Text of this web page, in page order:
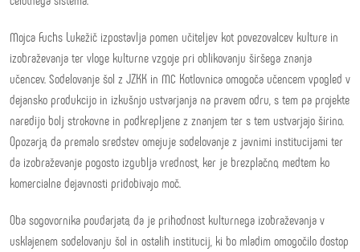
Mojca Fuchs Lukežič izpostavlja pomen učiteljev kot povezovalcev kulture in
izobraževanja ter vloge kulturne vzgoje pri oblikovanju širšega znanja
učencev. Sodelovanje šol z JZKK in MC Kotlovnica omogoča učencem vpogled v
dejansko produkcijo in izkušnjo ustvarjanja na pravem odru, s tem pa projekte
naredijo bolj strokovne in podkrepljene z znanjem ter s tem ustvarjajo širino.
Opozarja, da premalo sredstev omejuje sodelovanje z javnimi institucijami ter
da izobraževanje pogosto izgublja vrednost, ker je brezplačno, medtem ko
komercialne dejavnosti pridobivajo moč.
Oba sogovornika poudarjata, da je prihodnost kulturnega izobraževanja v
usklajenem sodelovanju šol in ostalih institucij, ki bo mladim omogočilo dostop